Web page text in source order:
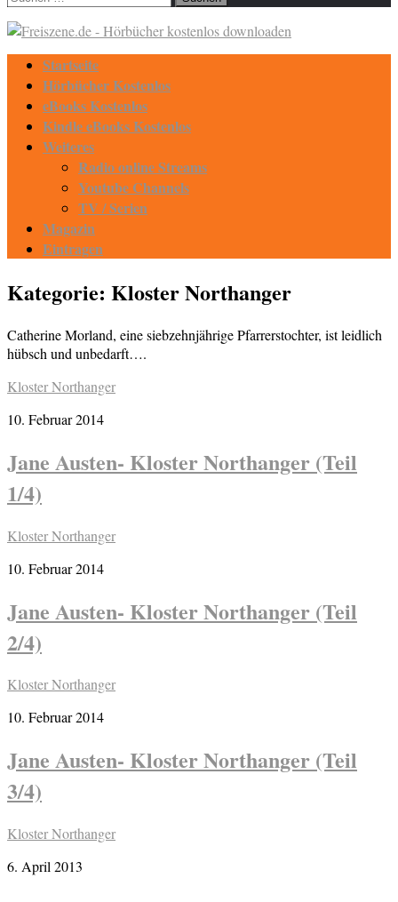
Startseite
Hörbücher Kostenlos
eBooks Kostenlos
Kindle eBooks Kostenlos
Weiteres
Radio online Streams
Youtube Channels
TV / Serien
Magazin
Eintragen
Kategorie: Kloster Northanger
Catherine Morland, eine siebzehnjährige Pfarrerstochter, ist leidlich
hübsch und unbedarft….
Kloster Northanger
10. Februar 2014
Jane Austen- Kloster Northanger (Teil
1/4)
Kloster Northanger
10. Februar 2014
Jane Austen- Kloster Northanger (Teil
2/4)
Kloster Northanger
10. Februar 2014
Jane Austen- Kloster Northanger (Teil
3/4)
Kloster Northanger
6. April 2013